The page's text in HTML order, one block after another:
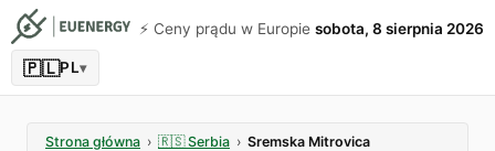
⚡️ Ceny prądu w Europie sobota, 8 sierpnia 2026
🇵🇱PL▾
Strona główna › 🇷🇸 Serbia › Sremska Mitrovica